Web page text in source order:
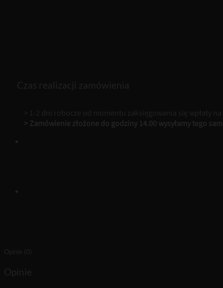
Czas realizacji zamówienia
> 1-2 dni robocze od momentu zaksięgowania się wpłaty na
> Zamówienie złożone do godziny 14.00 wysyłamy tego
Opinie (0)
Opinie